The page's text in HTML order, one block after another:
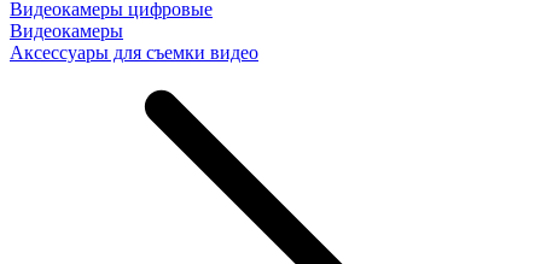
Видеокамеры цифровые
Видеокамеры
Аксессуары для съемки видео